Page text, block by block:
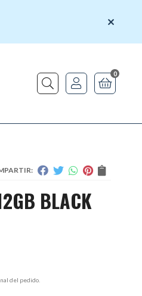
Buscar
0
BLACK
del pedido.